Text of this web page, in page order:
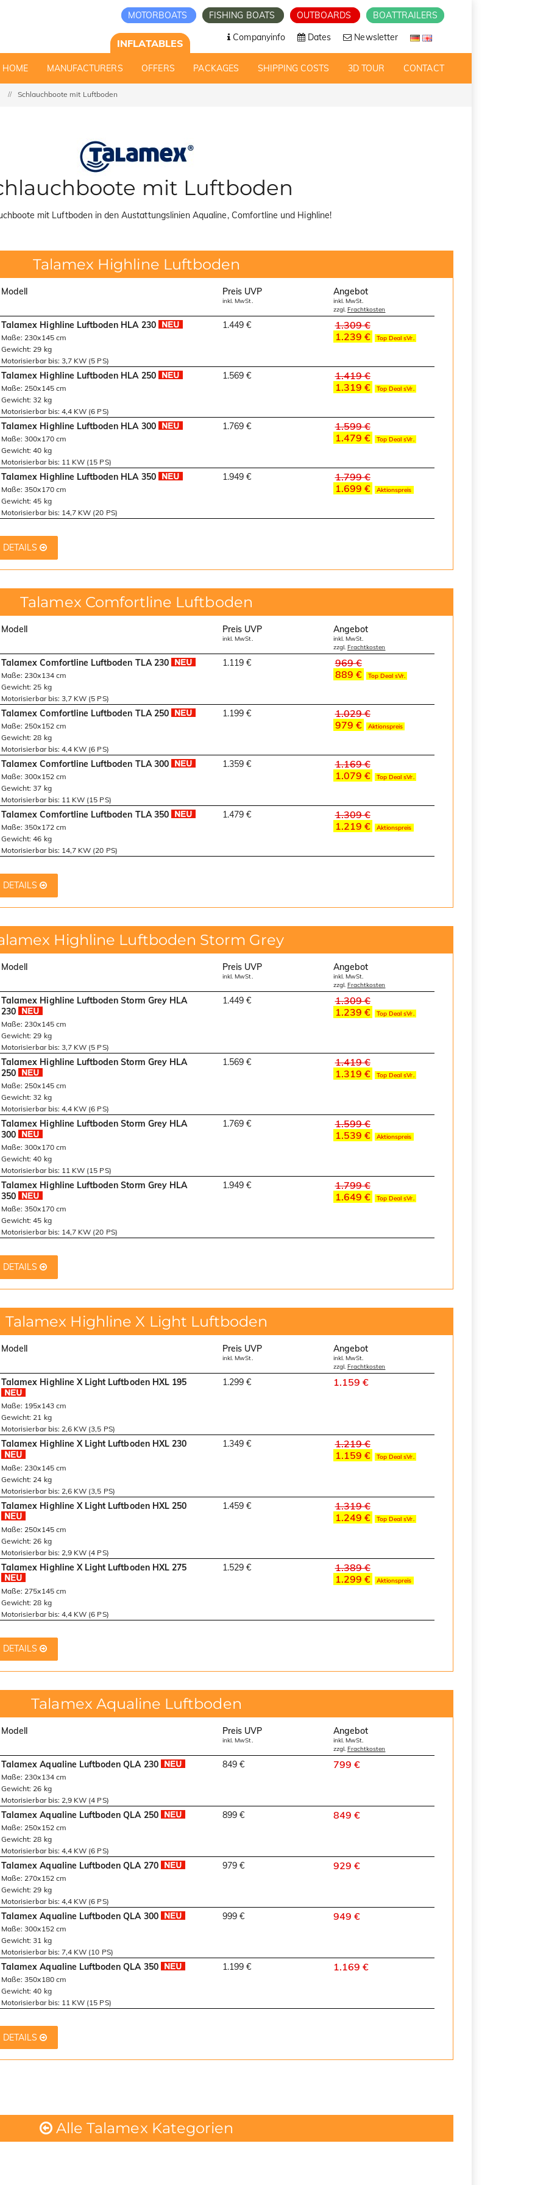
MOTORBOATS FISHING BOATS OUTBOARDS BOATTRAILERS
INFLATABLES Companyinfo Dates Newsletter
HOME MANUFACTURERS OFFERS PACKAGES SHIPPING COSTS 3D TOUR CONTACT
Schlauchboote mit Luftboden
mit Luftboden
mit Luftboden in den Austattungslinien Aqualine, Comfortline und Highline!
Talamex Highline Luftboden
Modell Preis UVP
inkl. MwSt.
Angebot
inkl. MwSt.
zzgl. Frachtkosten
Talamex Highline Luftboden HLA 230
Maße: 230x145 cm
Gewicht: 29 kg
Motorisierbar bis: 3,7 KW (5 PS)
1.449 €
1.309 €
1.239 €
Top Deal sVr.
Talamex Highline Luftboden HLA 250
Maße: 250x145 cm
Gewicht: 32 kg
Motorisierbar bis: 4,4 KW (6 PS)
1.569 €
1.419 €
1.319 €
Top Deal sVr.
Talamex Highline Luftboden HLA 300
Maße: 300x170 cm
Gewicht: 40 kg
Motorisierbar bis: 11 KW (15 PS)
1.769 €
1.599 €
1.479 €
Top Deal sVr.
Talamex Highline Luftboden HLA 350
Maße: 350x170 cm
Gewicht: 45 kg
Motorisierbar bis: 14,7 KW (20 PS)
1.949 €
1.799 €
1.699 €
Aktionspreis
DETAILS
Talamex Comfortline Luftboden
Modell Preis UVP
inkl. MwSt.
Angebot
inkl. MwSt.
zzgl. Frachtkosten
Talamex Comfortline Luftboden TLA 230
Maße: 230x134 cm
Gewicht: 25 kg
Motorisierbar bis: 3,7 KW (5 PS)
1.119 €
969 €
889 €
Top Deal sVr.
Talamex Comfortline Luftboden TLA 250
Maße: 250x152 cm
Gewicht: 28 kg
Motorisierbar bis: 4,4 KW (6 PS)
1.199 €
1.029 €
979 €
Aktionspreis
Talamex Comfortline Luftboden TLA 300
Maße: 300x152 cm
Gewicht: 37 kg
Motorisierbar bis: 11 KW (15 PS)
1.359 €
1.169 €
1.079 €
Top Deal sVr.
Talamex Comfortline Luftboden TLA 350
Maße: 350x172 cm
Gewicht: 46 kg
Motorisierbar bis: 14,7 KW (20 PS)
1.479 €
1.309 €
1.219 €
Aktionspreis
DETAILS
Highline Luftboden Storm Grey
Modell Preis UVP
inkl. MwSt.
Angebot
inkl. MwSt.
zzgl. Frachtkosten
Talamex Highline Luftboden Storm Grey HLA
230
Maße: 230x145 cm
Gewicht: 29 kg
Motorisierbar bis: 3,7 KW (5 PS)
1.449 €
1.309 €
1.239 €
Top Deal sVr.
Talamex Highline Luftboden Storm Grey HLA
250
Maße: 250x145 cm
Gewicht: 32 kg
Motorisierbar bis: 4,4 KW (6 PS)
1.569 €
1.419 €
1.319 €
Top Deal sVr.
Talamex Highline Luftboden Storm Grey HLA
300
Maße: 300x170 cm
Gewicht: 40 kg
Motorisierbar bis: 11 KW (15 PS)
1.769 €
1.599 €
1.539 €
Aktionspreis
Talamex Highline Luftboden Storm Grey HLA
350
Maße: 350x170 cm
Gewicht: 45 kg
Motorisierbar bis: 14,7 KW (20 PS)
1.949 €
1.799 €
1.649 €
Top Deal sVr.
DETAILS
Talamex Highline X Light Luftboden
Modell Preis UVP
inkl. MwSt.
Angebot
inkl. MwSt.
zzgl. Frachtkosten
Talamex Highline X Light Luftboden HXL 195
Maße: 195x143 cm
Gewicht: 21 kg
Motorisierbar bis: 2,6 KW (3,5 PS)
1.299 € 1.159 €
Talamex Highline X Light Luftboden HXL 230
Maße: 230x145 cm
Gewicht: 24 kg
Motorisierbar bis: 2,6 KW (3,5 PS)
1.349 €
1.219 €
1.159 €
Top Deal sVr.
Talamex Highline X Light Luftboden HXL 250
Maße: 250x145 cm
Gewicht: 26 kg
Motorisierbar bis: 2,9 KW (4 PS)
1.459 €
1.319 €
1.249 €
Top Deal sVr.
Talamex Highline X Light Luftboden HXL 275
Maße: 275x145 cm
Gewicht: 28 kg
Motorisierbar bis: 4,4 KW (6 PS)
1.529 €
1.389 €
1.299 €
Aktionspreis
DETAILS
Talamex Aqualine Luftboden
Modell Preis UVP
inkl. MwSt.
Angebot
inkl. MwSt.
zzgl. Frachtkosten
Talamex Aqualine Luftboden QLA 230
Maße: 230x134 cm
Gewicht: 26 kg
Motorisierbar bis: 2,9 KW (4 PS)
849 € 799 €
Talamex Aqualine Luftboden QLA 250
Maße: 250x152 cm
Gewicht: 28 kg
Motorisierbar bis: 4,4 KW (6 PS)
899 € 849 €
Talamex Aqualine Luftboden QLA 270
Maße: 270x152 cm
Gewicht: 29 kg
Motorisierbar bis: 4,4 KW (6 PS)
979 € 929 €
Talamex Aqualine Luftboden QLA 300
Maße: 300x152 cm
Gewicht: 31 kg
Motorisierbar bis: 7,4 KW (10 PS)
999 € 949 €
Talamex Aqualine Luftboden QLA 350
Maße: 350x180 cm
Gewicht: 40 kg
Motorisierbar bis: 11 KW (15 PS)
1.199 € 1.169 €
DETAILS
Alle Talamex Kategorien